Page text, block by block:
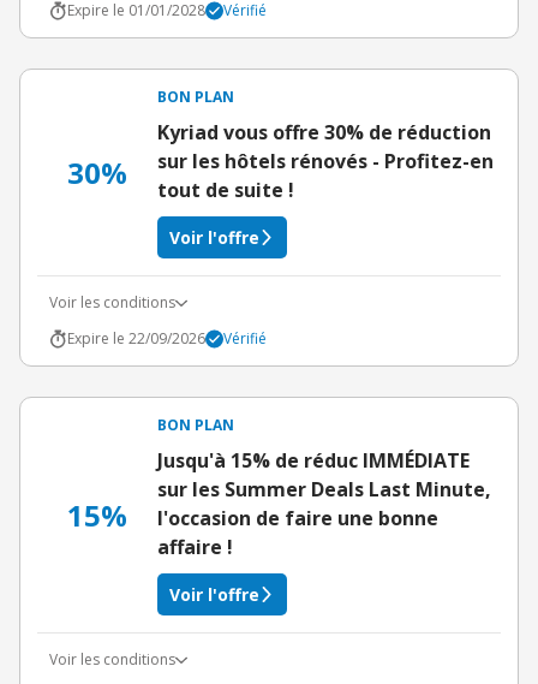
Expire le 01/01/2028
Vérifié
30%
BON PLAN
Kyriad vous offre 30% de réduction
sur les hôtels rénovés - Profitez-en
tout de suite !
Voir l'offre
Voir les conditions
Expire le 22/09/2026
Vérifié
15%
BON PLAN
Jusqu'à 15% de réduc IMMÉDIATE
sur les Summer Deals Last Minute,
l'occasion de faire une bonne
affaire !
Voir l'offre
Voir les conditions